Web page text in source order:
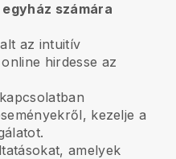
számára
az intuitív
hirdesse az
kezelje a
amelyek